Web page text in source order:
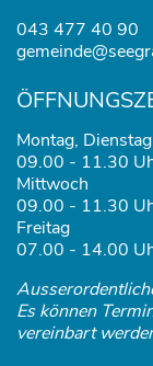
043 477 40 90
Montag,
09.00 - 11.30
Mittwoch
09.00 - 11.30
Freitag
07.00 - 14.00
Es können
vereinbart